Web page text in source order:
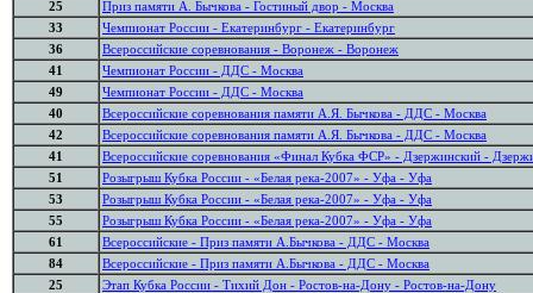
25
Приз памяти А. Бычкова - Гостиный двор - Москва
33
Чемпионат России - Екатеринбург - Екатеринбург
36
Всероссийские соревнования - Воронеж - Воронеж
41
Чемпионат России - ДДС - Москва
49
Чемпионат России - ДДС - Москва
40
Всероссийские соревнования памяти А.Я. Бычкова - ДДС - Москва
42
Всероссийские соревнования памяти А.Я. Бычкова - ДДС - Москва
41
Всероссийские соревнования «Финал Кубка ФСР» - Дзержинский -
51
Розыгрыш Кубка России - «Белая река-2007» - Уфа - Уфа
53
Розыгрыш Кубка России - «Белая река-2007» - Уфа - Уфа
55
Розыгрыш Кубка России - «Белая река-2007» - Уфа - Уфа
61
Всероссийские - Приз памяти А.Бычкова - ДДС - Москва
84
Всероссийские - Приз памяти А.Бычкова - ДДС - Москва
25
Этап Кубка России - Тихий Дон - Ростов-на-Дону - Ростов-на-Дону